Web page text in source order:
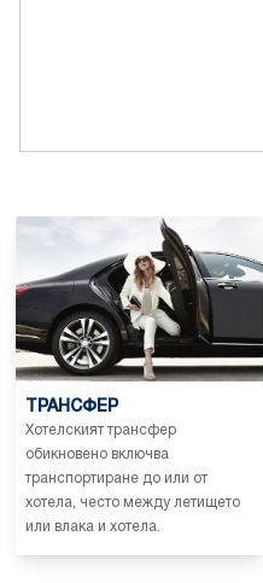
ТРАНСФЕР
Хотелският трансфер
обикновено включва
транспортиране до или от
хотела, често между летището
или влака и хотела.